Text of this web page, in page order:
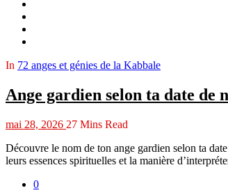
In 72 anges et génies de la Kabbale
Ange gardien selon ta date de
mai 28, 2026 27 Mins Read
Découvre le nom de ton ange gardien selon ta
leurs essences spirituelles et la manière
0